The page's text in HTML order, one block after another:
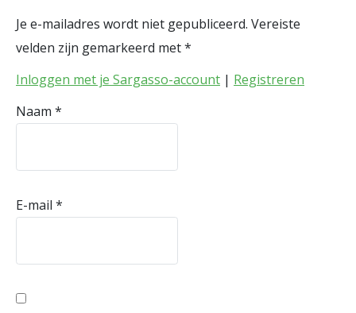
Je e-mailadres wordt niet gepubliceerd. Vereiste
velden zijn gemarkeerd met*
Inloggen met je Sargasso-account | Registreren
Naam *
E-mail *